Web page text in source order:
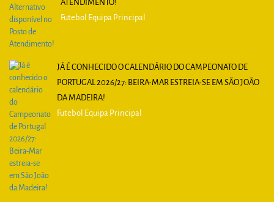
ATENDIMENTO!
Futebol Equipa Principal
JÁ É CONHECIDO O CALENDÁRIO DO CAMPEONATO DE
PORTUGAL 2026/27: BEIRA-MAR ESTREIA-SE EM SÃO JOÃO
DA MADEIRA!
Futebol Equipa Principal